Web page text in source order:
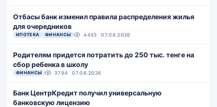
Отбасы банк изменил правила распределения жилья
для очередников
ИПОТЕКА ФИНАНСЫ 4453 07.08.2026
Родителям придется потратить до 250 тыс. тенге на
сбор ребенка в школу
ФИНАНСЫ 3794 07.08.2026
Банк ЦентрКредит получил универсальную
банковскую лицензию